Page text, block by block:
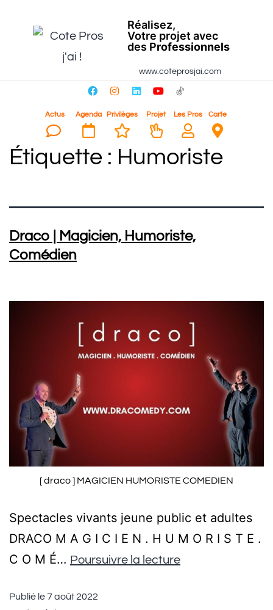
Réalisez,
Votre projet avec
des Professionnels
www.coteprosjai.com
Actus Agenda Privilèges Projet Les Pros Carte
Étiquette : Humoriste
Draco | Magicien, Humoriste,
Comédien
[ draco ] MAGICIEN HUMORISTE COMEDIEN
Spectacles vivants jeune public et adultes
DRACO M A G I C I E N . H U M O R I S T E .
C O M É… Poursuivre la lecture
Publié le7 août 2022